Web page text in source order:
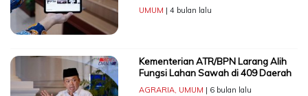
UMUM | 4 bulan lalu
Kementerian ATR/BPN Larang Alih
Fungsi Lahan Sawah di 409 Daerah
AGRARIA, UMUM | 6 bulan lalu